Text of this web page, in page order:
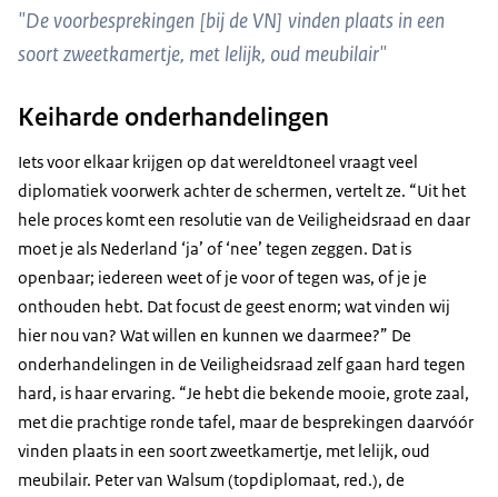
"De voorbesprekingen [bij de VN] vinden plaats in een
soort zweetkamertje, met lelijk, oud meubilair"
Keiharde onderhandelingen
Iets voor elkaar krijgen op dat wereldtoneel vraagt veel
diplomatiek voorwerk achter de schermen, vertelt ze. “Uit het
hele proces komt een resolutie van de Veiligheidsraad en daar
moet je als Nederland ‘ja’ of ‘nee’ tegen zeggen. Dat is
openbaar; iedereen weet of je voor of tegen was, of je je
onthouden hebt. Dat focust de geest enorm; wat vinden wij
hier nou van? Wat willen en kunnen we daarmee?” De
onderhandelingen in de Veiligheidsraad zelf gaan hard tegen
hard, is haar ervaring. “Je hebt die bekende mooie, grote zaal,
met die prachtige ronde tafel, maar de besprekingen daarvóór
vinden plaats in een soort zweetkamertje, met lelijk, oud
meubilair. Peter van Walsum (topdiplomaat, red.), de